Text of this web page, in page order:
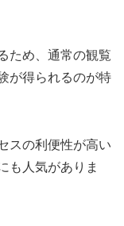
ため、通常の観覧
が得られるのが特
スの利便性が高い
も人気がありま